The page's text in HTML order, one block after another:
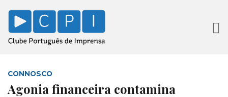
CONNOSCO
Agonia financeira contamina